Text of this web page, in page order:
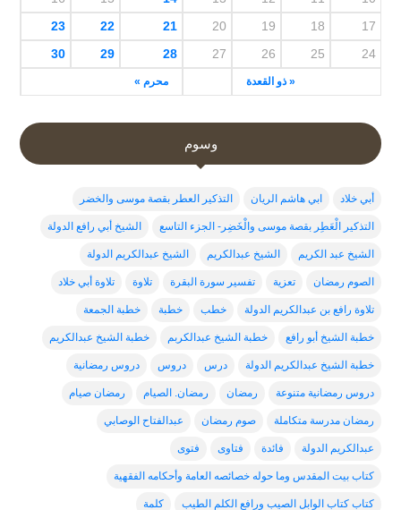
« ذو القعدة محرم »
17
18
19
20
21
22
23
24
25
26
27
28
29
30
وسوم
أبي خلاد ابي هاشم الريان التذكير العطر بقصة موسى والخضر
التذكير الْعَطِر بقصة موسى والْخَضِر- الجزء التاسع الشيخ أبي رافع الدولة
الشيخ عبد الكريم الشيخ عبدالكريم الشيخ عبدالكريم الدولة
الصوم رمضان تعزية تفسير سورة البقرة تلاوة تلاوة أبي خلاد
تلاوة رافع بن عبدالكريم الدولة خطب خطبة خطبة الجمعة
خطبة الشيخ أبو رافع خطبة الشيخ عبدالكربم خطبة الشيخ عبدالكريم
خطبة الشيخ عبدالكريم الدولة درس دروس دروس رمضانية
دروس رمضانية متنوعة رمضان رمضان. الصيام رمضان صيام
رمضان مدرسة متكاملة صوم رمضان عبدالفتاح الوصابي
عبدالكريم الدولة فائدة فتاوى فتوى
كتاب بيت المقدس وما حوله خصائصه العامة وأحكامه الفقهية
كتاب كتاب الوابل الصيب ورافع الكلم الطيب كلمة